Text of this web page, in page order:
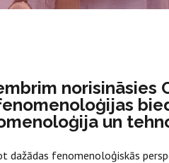
norisināsies
un
dažādas fenomenoloģiskās